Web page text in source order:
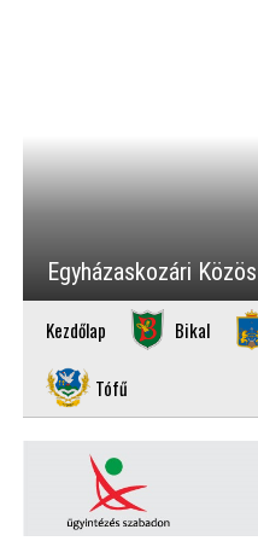
Egyházaskozári
Kezdőlap Bikal
Tófű